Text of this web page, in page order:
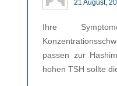
21 August,
Ihre
passen zur
hohen TSH sollte